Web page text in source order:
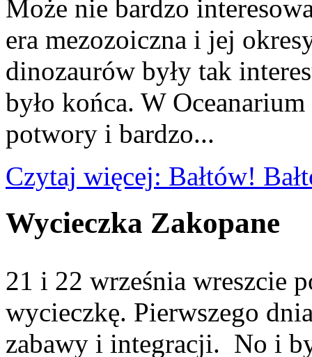
Może nie bardzo
era mezozoiczna i jej
dinozaurów były tak
było końca. W
potwory i bardzo...
Czytaj więcej: Bałtów!
Wycieczka Zakopane
21 i 22 września wreszcie
wycieczkę. Pierwszego
zabawy i integracji. No i